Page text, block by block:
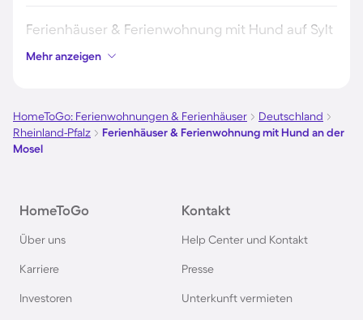
Ferienhäuser & Ferienwohnung mit Hund auf Sylt
Ferienhäuser & Ferienwohnung mit Hund auf
Ferienhäuser & Ferienwohnung mit Hund am
Ferienhäuser & Ferienwohnung mit Hund auf
Rügen
Mehr anzeigen
HomeToGo: Ferienwohnungen & Ferienhäuser
Deutschland
Rheinland-Pfalz
Ferienhäuser & Ferienwohnung mit Hund an der
Mosel
HomeToGo
Über uns
Karriere
Investoren
Kontakt
Help Center und Kontakt
Presse
Unterkunft vermieten